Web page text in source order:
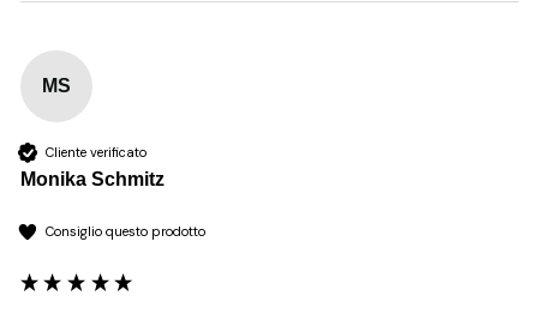
MS
Cliente verificato
Monika Schmitz
Consiglio questo prodotto